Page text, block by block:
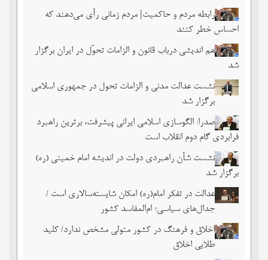
رابطه مردم و حاکمیت| مردم زمانی رأی می‌دهند که
احساس خطر ‌کنند
هم اندیشی درباب قانون و الزامات تحوّل در ایران برگزار
شد
نشست عدالت مدنی و الزامات تحول در جمهوری اسلامی
برگزار شد
صدرا: الگوسازی اسلامی ایرانی پیشرفت، برترین راهبرد
فرابردی گام دوم انقلاب است
نشست شأن راهبردی دولت در اندیشه امام خمینی (ره)
برگزار شد
عدالت در تفکر امام(ره) امکان شایسته‌سالاری است /
جدال‌های سیاسی؛ ام‌المفاسد کشور
اخلاق و فرهنگ در کشور متولی مشخص ندارد/ کلید
طلایی اخلاق